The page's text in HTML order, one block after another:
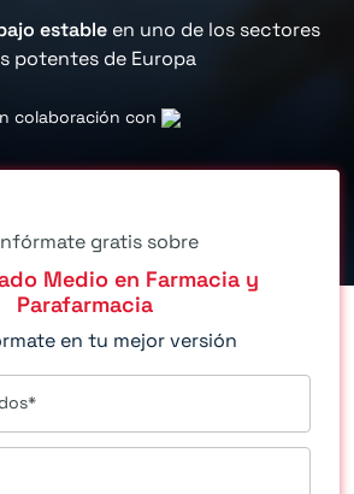
estableen uno de los sectores
potentes de Europa
colaboración con
gratis sobre
Medio en Farmacia y
Parafarmacia
en tu mejor versión